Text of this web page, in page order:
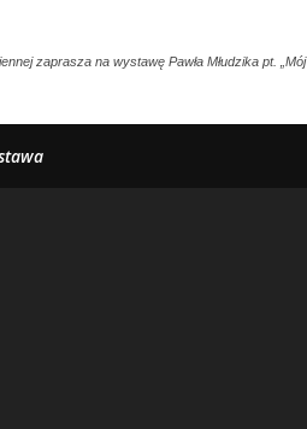
zaprasza na wystawę Pawła Młudzika pt. „Mój